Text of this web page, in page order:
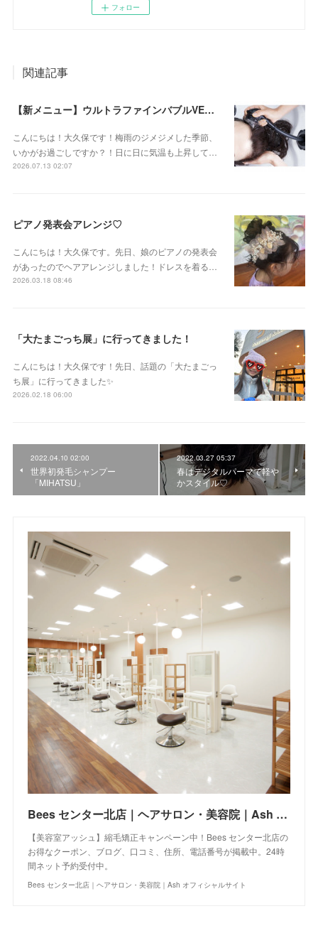
フォロー
関連記事
【新メニュー】ウルトラファインバブルVEENA始めました！
こんにちは！大久保です！梅雨のジメジメした季節、
いかがお過ごしですか？！日に日に気温も上昇して…
2026.07.13 02:07
ピアノ発表会アレンジ♡
こんにちは！大久保です。先日、娘のピアノの発表会
があったのでヘアアレンジしました！ドレスを着る…
2026.03.18 08:46
「大たまごっち展」に行ってきました！
こんにちは！大久保です！先日、話題の「大たまごっ
ち展」に行ってきました✨
2026.02.18 06:00
2022.04.10 02:00
世界初発毛シャンプー
「MIHATSU」
2022.03.27 05:37
春はデジタルパーマで軽や
かスタイル♡
Bees センター北店｜ヘアサロン・美容院｜Ash オフィシャルサイト
【美容室アッシュ】縮毛矯正キャンペーン中！Bees センター北店の
お得なクーポン、ブログ、口コミ、住所、電話番号が掲載中。24時
間ネット予約受付中。
Bees センター北店｜ヘアサロン・美容院｜Ash オフィシャルサイト